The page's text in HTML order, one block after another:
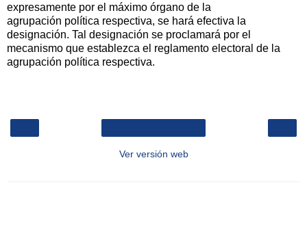
expresamente por el máximo órgano de la
agrupación política respectiva, se hará efectiva la
designación. Tal designación se proclamará por el
mecanismo que establezca el reglamento electoral de la
agrupación política respectiva.
Ver versión web